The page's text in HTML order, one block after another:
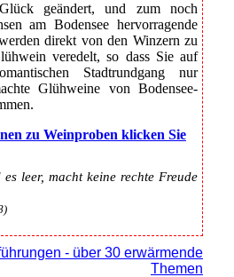
geändert, und zum noch
am Bodensee hervorragende
direkt von den Winzern zu
veredelt, so dass Sie auf
Stadtrundgang nur
Glühweine von Bodensee-
zu Weinproben klicken Sie
leer, macht keine rechte Freude
- über 30 erwärmende
Themen